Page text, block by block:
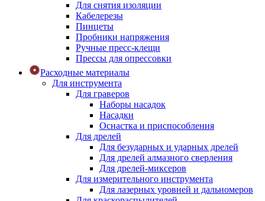
Для снятия изоляции
Кабелерезы
Пинцеты
Пробники напряжения
Ручные пресс-клещи
Прессы для опрессовки
Расходные материалы
Для инструмента
Для граверов
Наборы насадок
Насадки
Оснастка и приспособления
Для дрелей
Для безударных и ударных дрелей
Для дрелей алмазного сверления
Для дрелей-миксеров
Для измерительного инструмента
Для лазерных уровней и дальномеров